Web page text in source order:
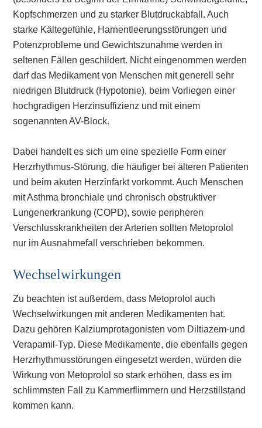
Kopfschmerzen und zu starker Blutdruckabfall. Auch
starke Kältegefühle, Harnentleerungsstörungen und
Potenzprobleme und Gewichtszunahme werden in
seltenen Fällen geschildert. Nicht eingenommen werden
darf das Medikament von Menschen mit generell sehr
niedrigen Blutdruck (Hypotonie), beim Vorliegen einer
hochgradigen Herzinsuffizienz und mit einem
sogenannten AV-Block.
Dabei handelt es sich um eine spezielle Form einer
Herzrhythmus-Störung, die häufiger bei älteren Patienten
und beim akuten Herzinfarkt vorkommt. Auch Menschen
mit Asthma bronchiale und chronisch obstruktiver
Lungenerkrankung (COPD), sowie peripheren
Verschlusskrankheiten der Arterien sollten Metoprolol
nur im Ausnahmefall verschrieben bekommen.
Wechselwirkungen
Zu beachten ist außerdem, dass Metoprolol auch
Wechselwirkungen mit anderen Medikamenten hat.
Dazu gehören Kalziumprotagonisten vom Diltiazem-und
Verapamil-Typ. Diese Medikamente, die ebenfalls gegen
Herzrhythmusstörungen eingesetzt werden, würden die
Wirkung von Metoprolol so stark erhöhen, dass es im
schlimmsten Fall zu Kammerflimmern und Herzstillstand
kommen kann.